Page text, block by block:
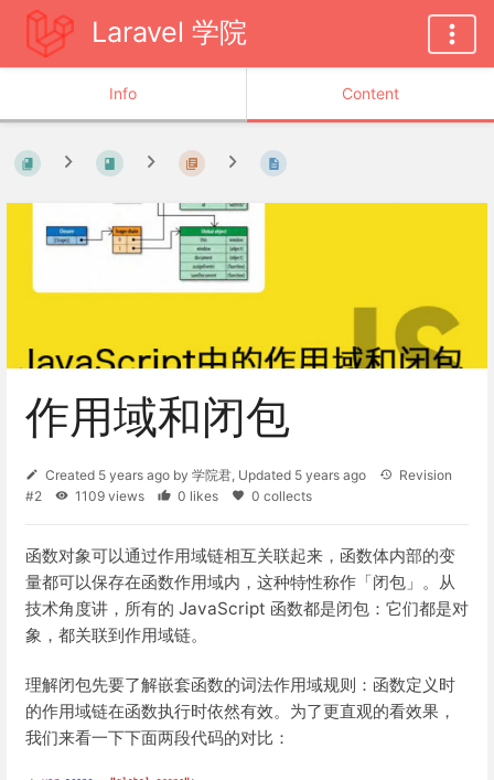
Laravel 学院
Info Content
作用域和闭包
Created 5 years ago by 学院君, Updated 5 years ago
Revision
#2
1109 views 0 likes 0 collects
函数对象可以通过作用域链相互关联起来，函数体内部的变
量都可以保存在函数作用域内，这种特性称作「闭包」。从
技术角度讲，所有的 JavaScript 函数都是闭包：它们都是对
象，都关联到作用域链。
理解闭包先要了解嵌套函数的词法作用域规则：函数定义时
的作用域链在函数执行时依然有效。为了更直观的看效果，
我们来看一下下面两段代码的对比：